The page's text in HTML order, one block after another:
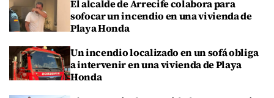
El alcalde de Arrecife colabora para
sofocar un incendio en una vivienda de
Playa Honda
Un incendio localizado en un sofá obliga
a intervenir en una vivienda de Playa
Honda